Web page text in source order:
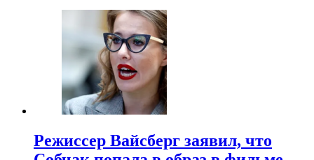
Режиссер Вайсберг заявил, что